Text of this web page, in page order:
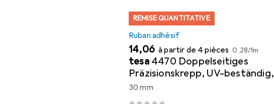
REMISE QUANTITATIVE
Ruban adhésif
EUR
14,06 à partir de 4 pièces EUR
0,28/1m
tesa 4470 Doppelseitiges
Präzisionskrepp, UV-beständig,
Washi-Papier, 50 m x 30 mm
30 mm